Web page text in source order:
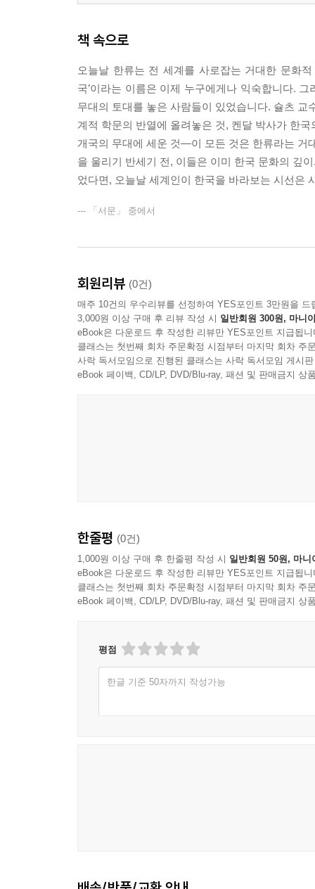
2. 평화봉사단원으로 한국에 오게 된 과정
4. 평화봉사단원의 조건 및 대우
7. 사물놀이 매니저 활동
책 속으로
오늘날 한류는 전 세계를 사로잡는 거대한 문화
국’이라는 이름은 이제 누구에게나 익숙합니다.
무대의 토대를 놓은 사람들이 있었습니다. 슐츠
계적 학문의 반열에 올려놓은 것, 켄달 박사가 한
개국의 무대에 세운 것—이 모든 것은 한류라는 거
을 울리기 반세기 전, 이들은 이미 한국 문화의 깊
었다면, 오늘날 세계인이 한국을 바라보는 시선은
--- 「서문」 중에서
회원리뷰 (0건)
매주 10건의 우수리뷰를 선정하여 YES포인트 3만원을 드
3,000원 이상 구매 후 리뷰 작성 시 일반회원 300원, 마니
eBook은 다운로드 후 작성한 리뷰만 YES포인트 지급됩니
클래스는 첫번째 회차 주문확정 시점부터 마지막 회차 주
사락 독서모임으로 진행된 클래스는 사락 독서모임 게시
eBook 페이백, CD/LP, DVD/Blu-ray, 패션 및 판매금지 상
한줄평 (0건)
1,000원 이상 구매 후 한줄평 작성 시 일반회원 50원, 마니
eBook은 다운로드 후 작성한 리뷰만 YES포인트 지급됩니
클래스는 첫번째 회차 주문확정 시점부터 마지막 회차 주
eBook 페이백, CD/LP, DVD/Blu-ray, 패션 및 판매금지 상
평점
한글 기준 50자까지 작성가능